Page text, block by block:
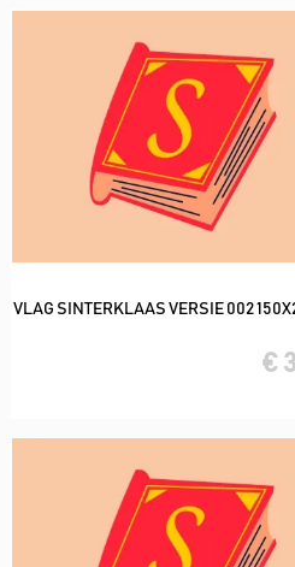
In winkelwagen
VLAG SINTERKLAAS VERSIE 002
€